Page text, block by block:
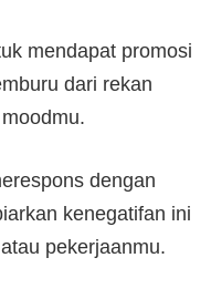
mendapat promosi
dari rekan
dengan
kenegatifan ini
pekerjaanmu.